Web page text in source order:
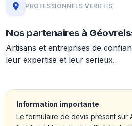
PROFESSIONNELS VERIFIES
Nos partenaires à
Artisans et entreprises de
leur expertise et leur serieux.
Information importante
Le formulaire de devis présent sur